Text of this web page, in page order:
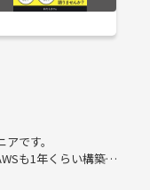
です。
も1年くらい構築で